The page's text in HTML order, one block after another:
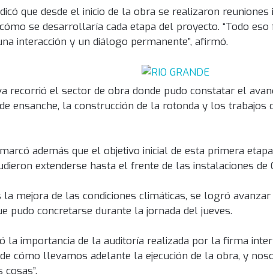
que desde el inicio de la obra se realizaron
se desarrollaría cada etapa del proyecto. “Todo
interacción y un diálogo permanente”, afirmó.
recorrió el sector de obra donde pudo constatar el
ensanche, la construcción de la rotonda y los trabajos
además que el objetivo inicial de esta primera
extenderse hasta el frente de las instalaciones de
la mejora de las condiciones climáticas, se logró
pudo concretarse durante la jornada del jueves.
la importancia de la auditoría realizada por la firma
cómo llevamos adelante la ejecución de la obra, y